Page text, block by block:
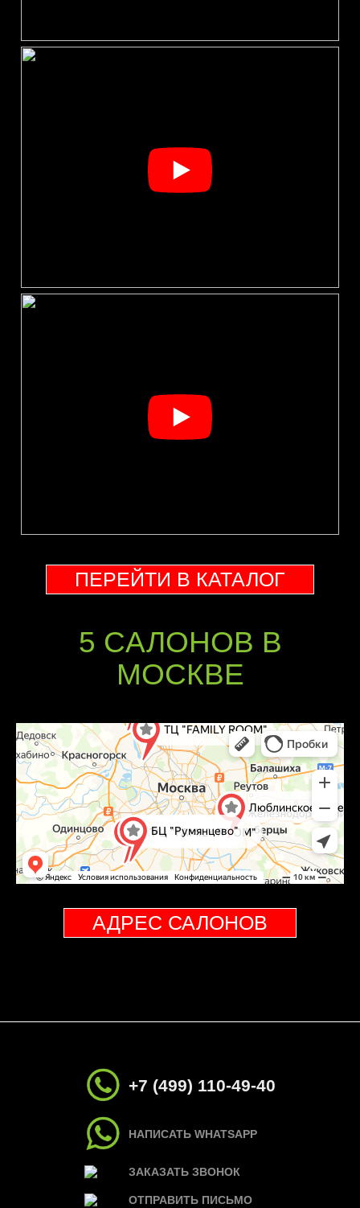
ПЕРЕЙТИ В КАТАЛОГ
5 CАЛОНОВ В
МОСКВЕ
АДРЕС САЛОНОВ
+7 (499) 110-49-40
НАПИСАТЬ WHATSAPP
ЗАКАЗАТЬ ЗВОНОК
ОТПРАВИТЬ ПИСЬМО